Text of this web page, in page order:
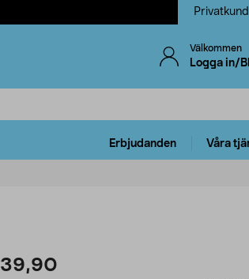
Privatkund
Välkommen
Logga in/
Erbjudanden Våra
39,90